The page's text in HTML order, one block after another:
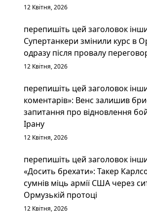
12 Квітня, 2026
перепишіть цей заголовок
Супертанкери змінили курс в
одразу після провалу
12 Квітня, 2026
перепишіть цей заголовок
коментарів»: Венс залишив
запитання про відновлення
Ірану
12 Квітня, 2026
перепишіть цей заголовок
«Досить брехати»: Такер
сумнів міць армії США через
Ормузькій протоці
12 Квітня, 2026